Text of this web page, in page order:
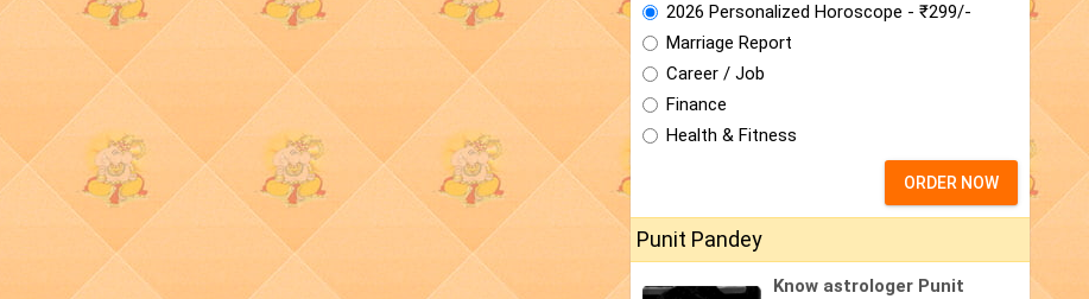
2026 Personalized Horoscope - ₹299/-
Marriage Report
Career / Job
Finance
Health & Fitness
ORDER NOW
Punit Pandey
Know astrologer Punit